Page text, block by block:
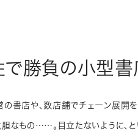
で勝負の小型書
書店や、数店舗でチェーン展開を
なもの……。目立たないように、